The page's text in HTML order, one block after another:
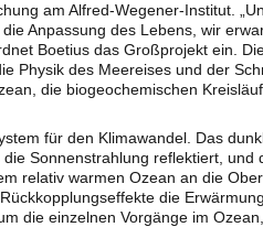
am Alfred-Wegener-Institut.
Anpassung des Lebens, wir
Boetius das Großprojekt ein.
Physik des Meereises und der
die biogeochemischen
für den Klimawandel. Das
Sonnenstrahlung reflektiert, und
relativ warmen Ozean an die
die
die einzelnen Vorgänge im